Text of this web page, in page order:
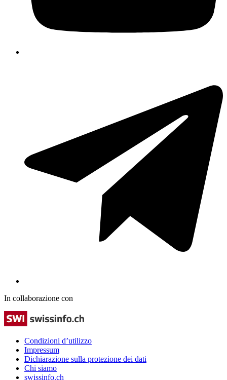
In collaborazione con
Condizioni d’utilizzo
Impressum
Dichiarazione sulla protezione dei dati
Chi siamo
swissinfo.ch